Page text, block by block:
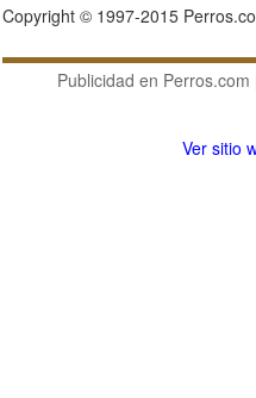
Copyright © 1997-2015
Publicidad en Perros.com
Ver sitio